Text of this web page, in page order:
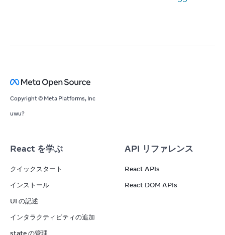
Copyright © Meta Platforms, Inc
uwu?
React を学ぶ
クイックスタート
インストール
UI の記述
インタラクティビティの追加
state の管理
API リファレンス
React APIs
React DOM APIs